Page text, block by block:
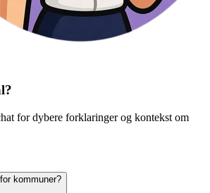
for dybere forklaringer og kontekst om
kommuner?